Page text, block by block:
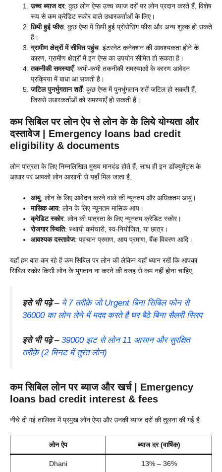
उच्च ब्याज दर: कुछ लोन ऐप्स उच्च ब्याज दरों पर लोन प्रदान करते हैं, विशेष
रूप से कम क्रेडिट स्कोर वाले उधारकर्ताओं के लिए।
छिपी हुई फीस: कुछ ऐप्स में छिपी हुई प्रोसेसिंग फीस और अन्य शुल्क हो सकते
हैं।
ग्रामीण क्षेत्रों में सीमित पहुंच: इंटरनेट कनेक्शन की आवश्यकता होने के
कारण, ग्रामीण क्षेत्रों में इन ऐप्स का उपयोग सीमित हो सकता है।
तकनीकी समस्याएँ: कभी-कभी तकनीकी समस्याओं के कारण आवेदन
प्रक्रिया में बाधा आ सकती है।
जटिल पुनर्भुगतान शर्तें: कुछ ऐप्स में पुनर्भुगतान शर्तें जटिल हो सकती हैं,
जिससे उधारकर्ताओं को समस्याएँ हो सकती हैं।
कम सिबिल पर लोन ऐप से लोन के के लिये योग्यता और
दस्तावेज | Emergency loans bad credit
eligibility & documents
लोन पात्रता के लिए निम्नलिखित मुख्य मानदंड होते हैं, साथ ही इन डॉक्युमेंट्स के
आधार पर आपको लोन आसानी से यहाँ मिल जाता है,
आयु: लोन के लिए आवेदन करने वाले की न्यूनतम और अधिकतम आयु।
मासिक आय: लोन के लिए न्यूनतम मासिक आय।
क्रेडिट स्कोर: लोन की पात्रता के लिए न्यूनतम क्रेडिट स्कोर।
रोजगार स्थिति: स्थायी कर्मचारी, स्व-नियोजित, या छात्र।
आवश्यक दस्तावेज: पहचान प्रमाण, आय प्रमाण, बैंक विवरण आदि।
यहाँ हम बात कर रहे है कम सिबिल पर लोन की लेकिन यहाँ ध्यान रखें कि आपका
सिबिल स्कोर किसी लोन के भुगतान ना करने की वजह से कम नहीं होना चाहिए,
इसे भी पढ़े– ये 7 तरीक़े जो Urgent बिना सिबिल फोन से
36000 का लोन लेने में मदद करते है घर बैठे बिना सैलरी स्लिप
इसे भी पढ़े– 39000 झट से लोन 11 आसान और सुरक्षित
तरीक़े (2 मिनट में तुरंत लोन)
कम सिबिल लोन पर ब्याज और खर्च | Emergency
loans bad credit interest & fees
नीचे दी गई तालिका में प्रमुख लोन ऐप्स और उनकी ब्याज दरों की तुलना की गई है
लोन ऐप ब्याज दर (वार्षिक)
Dhani 13% – 36%